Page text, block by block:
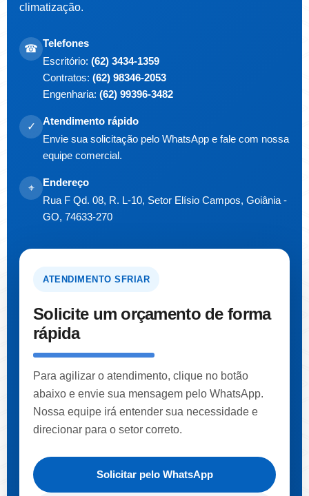
climatização.
☎ Telefones
Escritório: (62) 3434-1359
Contratos: (62) 98346-2053
Engenharia: (62) 99396-3482
✓
Atendimento rápido
Envie sua solicitação pelo WhatsApp e fale com nossa
equipe comercial.
⌖
Endereço
Rua F Qd. 08, R. L-10, Setor Elísio Campos, Goiânia -
GO, 74633-270
ATENDIMENTO SFRIAR
Solicite um orçamento de forma
rápida
Para agilizar o atendimento, clique no botão
abaixo e envie sua mensagem pelo WhatsApp.
Nossa equipe irá entender sua necessidade e
direcionar para o setor correto.
Solicitar pelo WhatsApp